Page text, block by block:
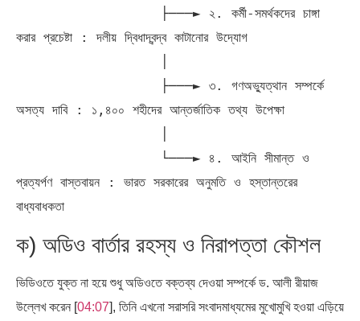
করার প্রচেষ্টা : দলীয় দ্বিধাদ্বন্দ্ব কাটানোর উদ্যোগ
অসত্য দাবি : ১,৪০০ শহীদের আন্তর্জাতিক তথ্য উপেক্ষা
প্রত্যর্পণ বাস্তবায়ন : ভারত সরকারের অনুমতি ও হস্তান্তরের
ক) অডিও বার্তার রহস্য ও নিরাপত্তা কৌশল
ভিডিওতে যুক্ত না হয়ে শুধু অডিওতে বক্তব্য দেওয়া সম্পর্কে ড. আলী রীয়াজ
উল্লেখ করেন [04:07], তিনি এখনো সরাসরি সংবাদমাধ্যমের মুখোমুখি হওয়া এড়িয়ে